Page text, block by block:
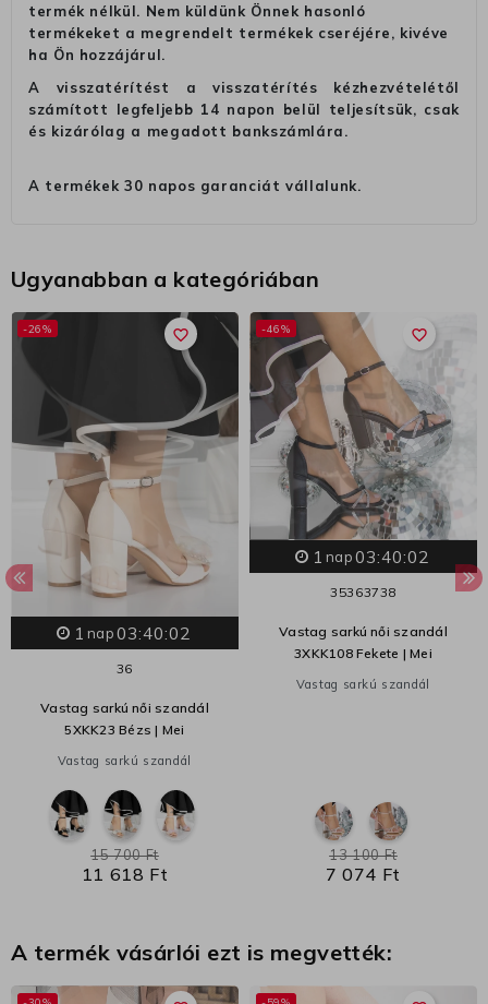
termék nélkül. Nem küldünk Önnek hasonló
termékeket a megrendelt termékek cseréjére, kivéve
ha Ön hozzájárul.
A visszatérítést a visszatérítés kézhezvételétől
számított legfeljebb 14 napon belül teljesítsük, csak
és kizárólag a megadott bankszámlára.
A termékek 30 napos garanciát vállalunk.
Ugyanabban a kategóriában
favorite_border
-26%
1 nap 03:40:01
36
Vastag sarkú női szandál
5XKK23 Bézs | Mei
Vastag sarkú szandál
11 618 Ft
15 700 Ft
favorite_border
-46%
1 nap 03:40:01
35363738
Vastag sarkú női szandál
3XKK108 Fekete | Mei
Vastag sarkú szandál
7 074 Ft
13 100 Ft
A termék vásárlói ezt is megvették: